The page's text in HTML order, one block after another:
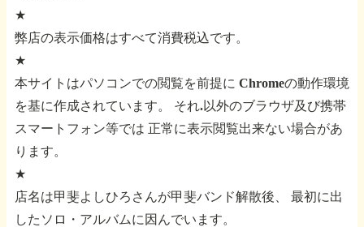
★
弊店の表示価格はすべて消費税込です。
★
本サイトはパソコンでの閲覧を前提に Chromeの動作環境
を基に作成されています。
それ.以外のブラウザ及び携帯
スマートフォン等では 正常に表示閲覧出来ない場合があ
ります。
★
店名は甲斐よしひろさんが甲斐バンド解散後、
最初に出
したソロ・アルバムに因んでいます。